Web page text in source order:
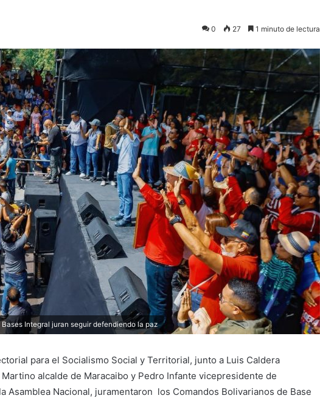
0 27 1 minuto de lectura
Integral juran seguir defendiendo la paz
para el Socialismo Social y Territorial, junto a Luis Caldera
alcalde de Maracaibo y Pedro Infante vicepresidente de
Asamblea Nacional, juramentaron los Comandos Bolivarianos de Base